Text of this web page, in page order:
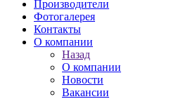
Производители
Фотогалерея
Контакты
О компании
Назад
О компании
Новости
Вакансии